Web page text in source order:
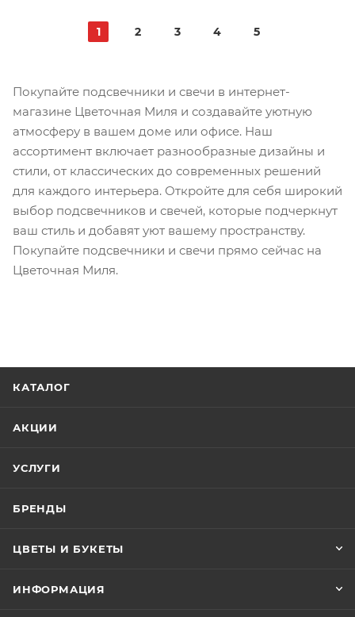
1 2 3 4 5
Покупайте подсвечники и свечи в интернет-
магазине Цветочная Миля и создавайте уютную
атмосферу в вашем доме или офисе. Наш
ассортимент включает разнообразные дизайны и
стили, от классических до современных решений
для каждого интерьера. Откройте для себя широкий
выбор подсвечников и свечей, которые подчеркнут
ваш стиль и добавят уют вашему пространству.
Покупайте подсвечники и свечи прямо сейчас на
Цветочная Миля.
КАТАЛОГ
АКЦИИ
УСЛУГИ
БРЕНДЫ
ЦВЕТЫ И БУКЕТЫ
ИНФОРМАЦИЯ